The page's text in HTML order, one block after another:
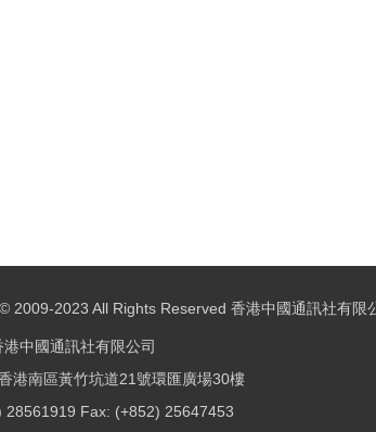
2009-2023 All Rights Reserved 香港中國通訊社有限
中國通訊社有限公司
港南區黃竹坑道21號環匯廣場30樓
28561919 Fax: (+852) 25647453